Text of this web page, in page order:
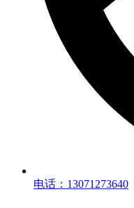
电话：13071273640